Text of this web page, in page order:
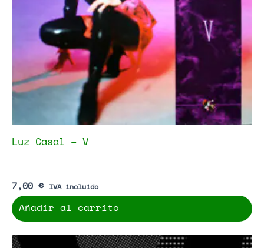
Luz Casal – V
7,00 € IVA incluido
Añadir al carrito